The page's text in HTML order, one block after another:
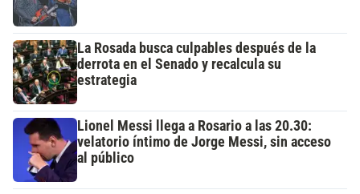
La Rosada busca culpables después de la
derrota en el Senado y recalcula su
estrategia
Lionel Messi llega a Rosario a las 20.30:
velatorio íntimo de Jorge Messi, sin acceso
al público